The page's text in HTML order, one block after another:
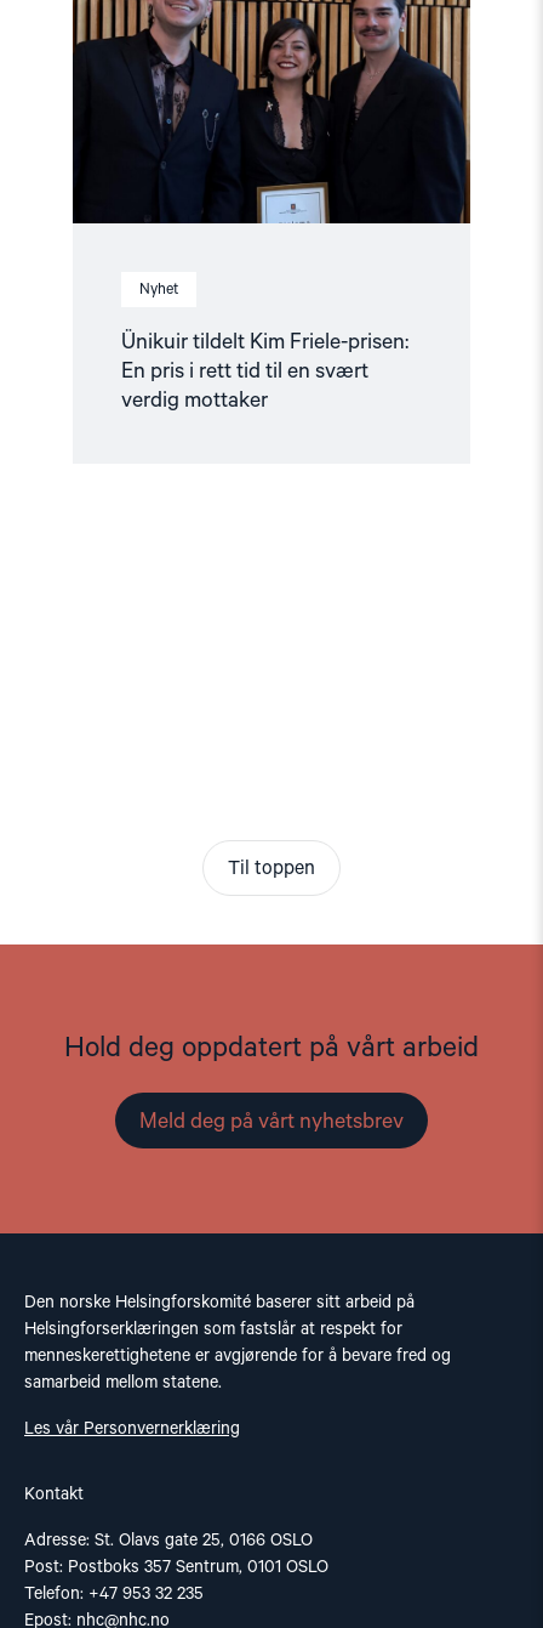
Nyhet
Ünikuir tildelt Kim Friele-prisen:
En pris i rett tid til en svært
verdig mottaker
Kim
Friele-
prisen:
En
pris
rett
til
en
svært
Til toppen
Hold deg oppdatert på vårt arbeid
Meld deg på vårt nyhetsbrev
Den norske Helsingforskomité baserer sitt arbeid på
Helsingforserklæringen som fastslår at respekt for
menneskerettighetene er avgjørende for å bevare fred og
samarbeid mellom statene.
Les vår Personvernerklæring
Kontakt
Adresse: St. Olavs gate 25, 0166 OSLO
Post: Postboks 357 Sentrum, 0101 OSLO
Telefon: +47 953 32 235
Epost: nhc@nhc.no